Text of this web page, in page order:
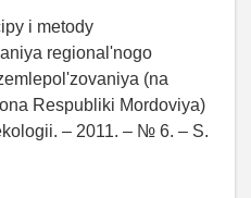
i metody
regional'nogo
(na
Respubliki Mordoviya)
– 2011. – № 6. – S.